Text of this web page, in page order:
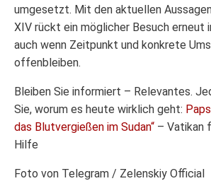
umgesetzt. Mit den aktuellen
XIV rückt ein möglicher Besuch erneut
auch wenn Zeitpunkt und konkrete
offenbleiben.
Bleiben Sie informiert – Relevantes.
Sie, worum es heute wirklich geht:
das Blutvergießen im Sudan“ – Vatikan
Hilfe
Foto von Telegram / Zelenskiy Official